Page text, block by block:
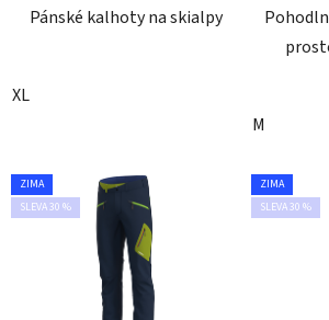
Pánské kalhoty na skialpy
XL
M
ZIMA
SLEVA 30 %
ZIMA
SLEVA 30 %